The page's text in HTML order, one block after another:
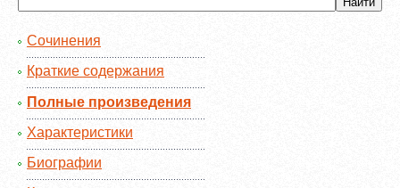
Сочинения
Краткие содержания
Полные произведения
Характеристики
Биографии